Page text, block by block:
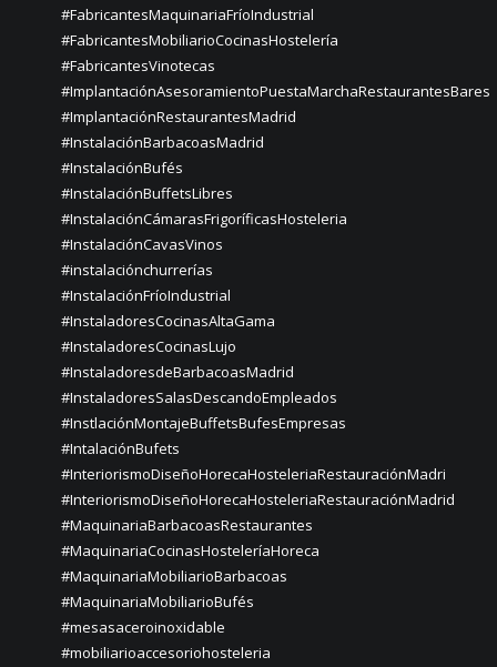
#FabricantesMaquinariaFríoIndustrial
#FabricantesMobiliarioCocinasHostelería
#FabricantesVinotecas
#ImplantaciónAsesoramientoPuestaMarchaRestaurantesBares
#ImplantaciónRestaurantesMadrid
#InstalaciónBarbacoasMadrid
#InstalaciónBufés
#InstalaciónBuffetsLibres
#InstalaciónCámarasFrigoríficasHosteleria
#InstalaciónCavasVinos
#instalaciónchurrerías
#InstalaciónFríoIndustrial
#InstaladoresCocinasAltaGama
#InstaladoresCocinasLujo
#InstaladoresdeBarbacoasMadrid
#InstaladoresSalasDescandoEmpleados
#InstlaciónMontajeBuffetsBufesEmpresas
#IntalaciónBufets
#InteriorismoDiseñoHorecaHosteleriaRestauraciónMadri
#InteriorismoDiseñoHorecaHosteleriaRestauraciónMadrid
#MaquinariaBarbacoasRestaurantes
#MaquinariaCocinasHosteleríaHoreca
#MaquinariaMobiliarioBarbacoas
#MaquinariaMobiliarioBufés
#mesasaceroinoxidable
#mobiliarioaccesoriohosteleria